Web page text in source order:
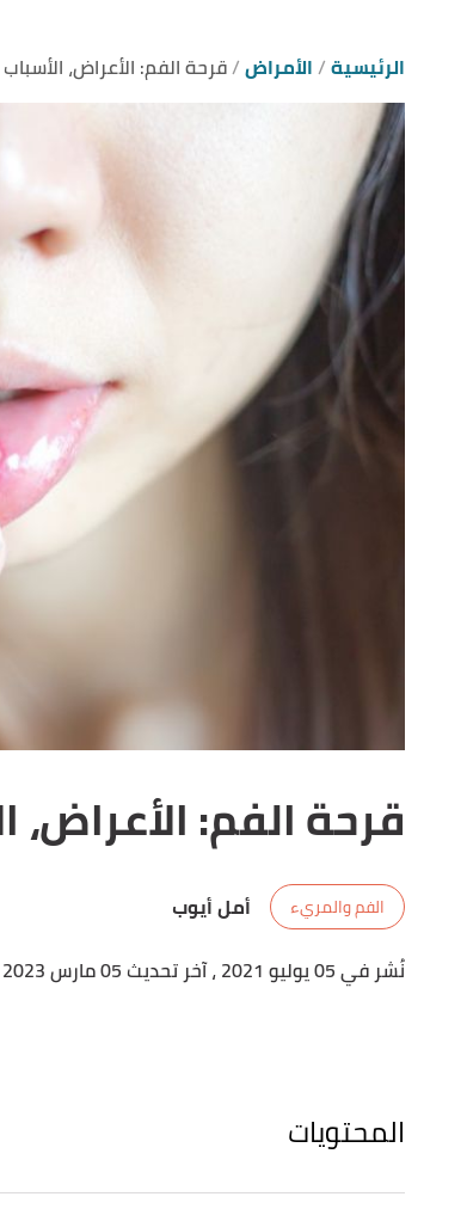
الرئيسية الأمراض قرحة الفم: الأعراض، الأسباب
قرحة الفم: الأعراض،
الفم والمريء
أمل أيوب
نُشر في 05 يوليو 2021
، آخر تحديث 05 مارس 2023
المحتويات